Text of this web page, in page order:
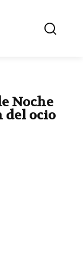
Noche
ocio